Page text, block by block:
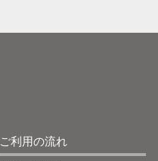
ご利用の流れ